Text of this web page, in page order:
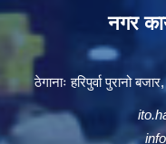
नगर
ठेगानाः हरिपुर्वा पुरानो